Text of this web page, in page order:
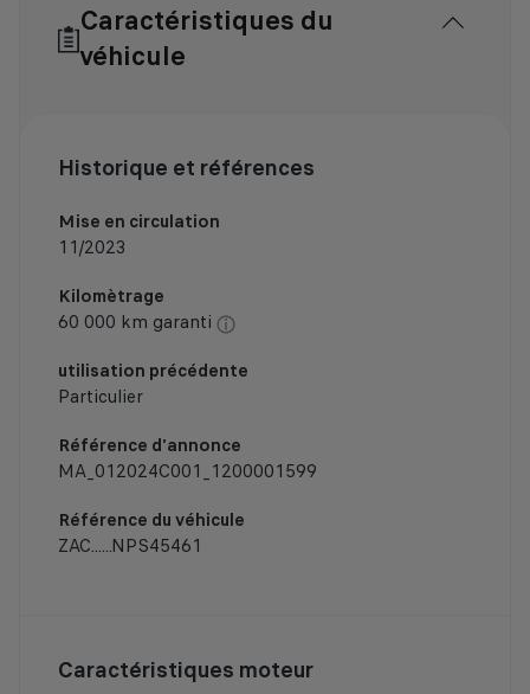
Caractéristiques du
véhicule
Historique et références
Mise en circulation
11/2023
Kilomètrage
60 000 km garanti
utilisation précédente
Particulier
Référence d'annonce
MA_012024C001_1200001599
Référence du véhicule
ZAC......NPS45461
Caractéristiques moteur